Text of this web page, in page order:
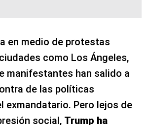
en medio de protestas
como Los Ángeles,
manifestantes han salido a
de las políticas
exmandatario. Pero lejos de
social, Trump ha